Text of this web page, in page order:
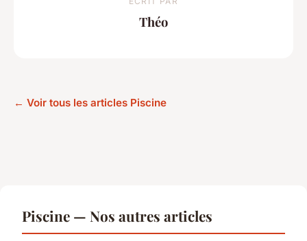
Théo
← Voir tous les articles Piscine
Piscine — Nos autres articles